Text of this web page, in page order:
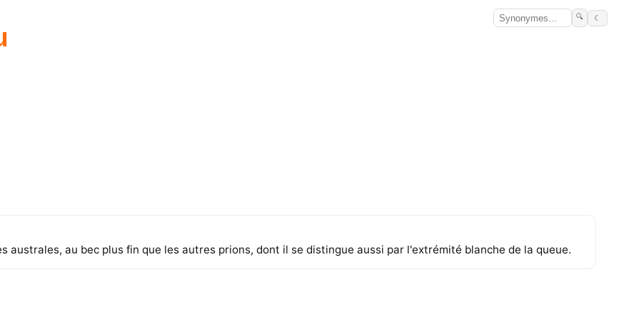
🔍 ☾
australes, au bec plus fin que les autres prions, dont il se distingue aussi par l'extrémité blanche de la queue.